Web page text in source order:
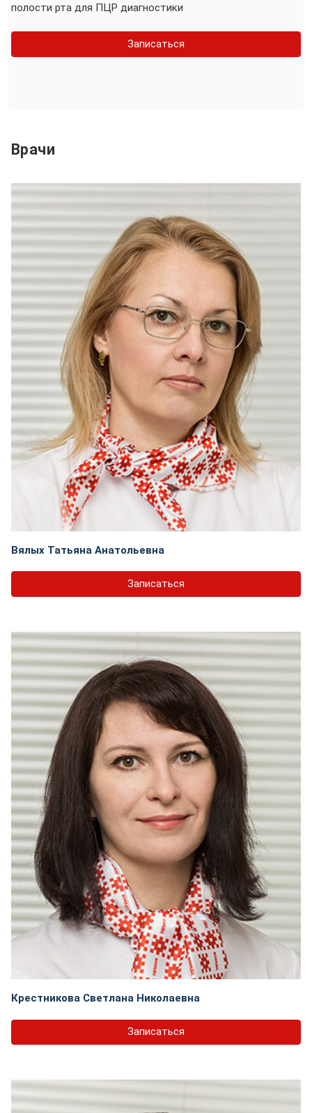
полости рта для ПЦР диагностики
Записаться
Врачи
Вялых Татьяна Анатольевна
Записаться
Крестникова Светлана Николаевна
Записаться